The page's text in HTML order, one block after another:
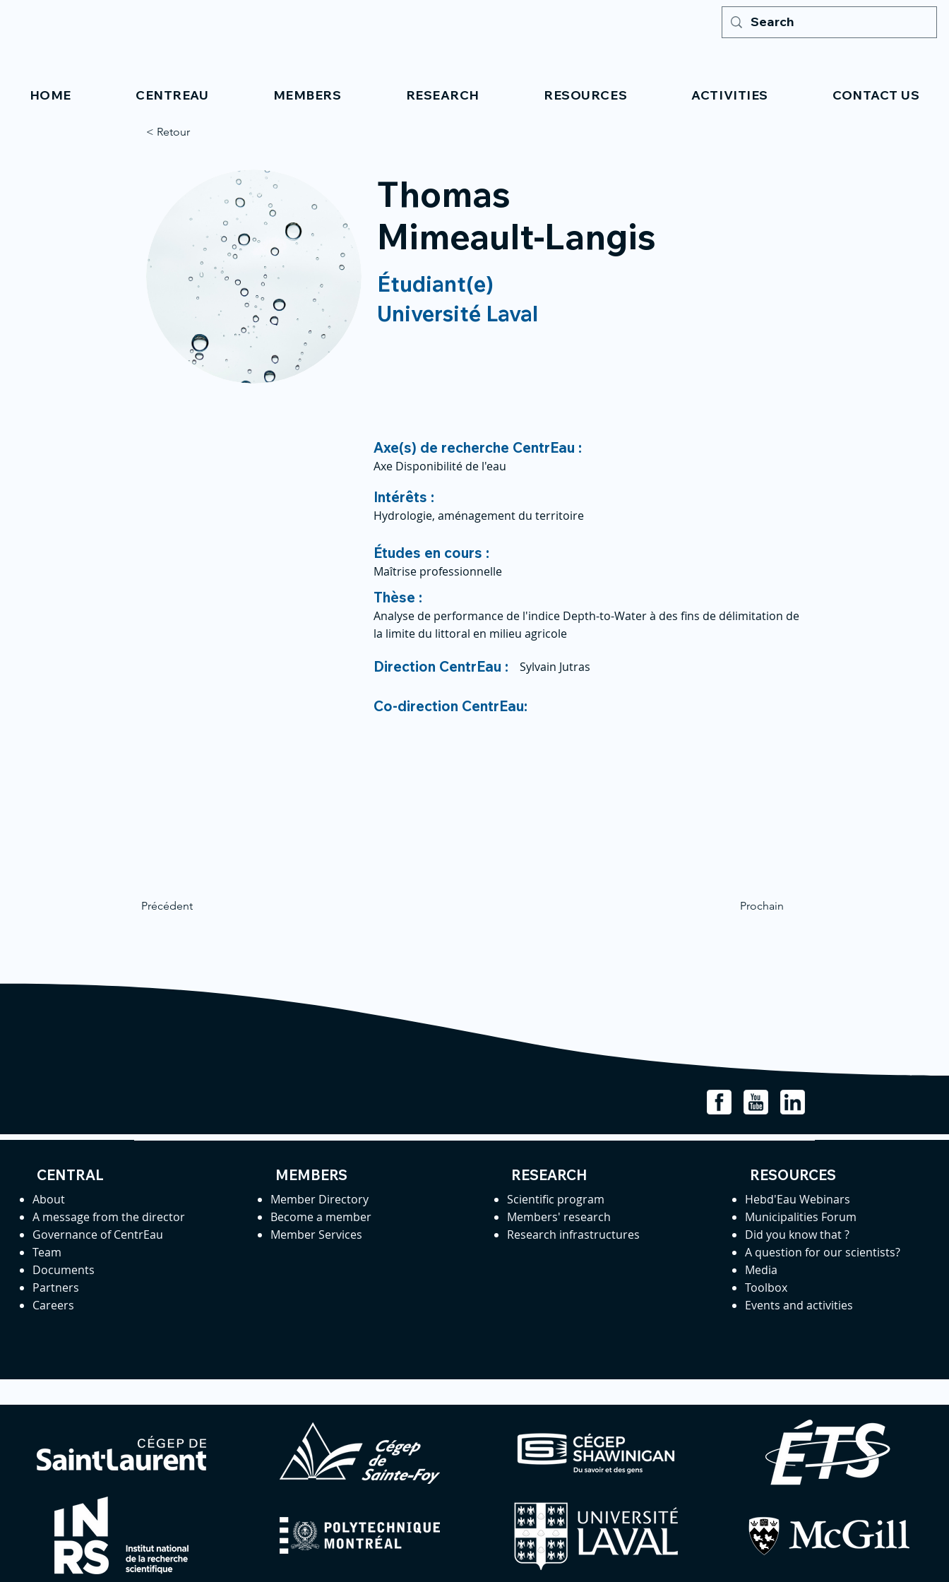
HOME CENTREAU MEMBERS RESEARCH RESOURCES ACTIVITIES CONTACT US
< Retour
Thomas
Mimeault-Langis
Étudiant(e)
Université Laval
Axe(s) de recherche CentrEau :
Axe Disponibilité de l'eau
Intérêts :
Hydrologie, aménagement du territoire
Études en cours :
Maîtrise professionnelle
Thèse :
Analyse de performance de l'indice Depth-to-Water à des fins de délimitation de
la limite du littoral en milieu agricole
Précédent
Direction CentrEau : Sylvain Jutras
Co-direction CentrEau:
Prochain
CENTRAL
About
A message from the director
Governance of CentrEau
Team
Documents
Partners
Careers
MEMBERS
Member Directory
Become a member
Member Services
RESEARCH
Scientific program
Members' research
Research infrastructures
RESOURCES
Hebd'Eau Webinars
Municipalities Forum
Did you know that ?
A question for our scientists?
Media
Toolbox
Events and activities